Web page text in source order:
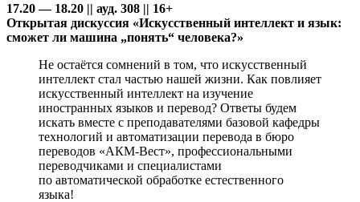
17.20 — 18.20 || ауд. 308 || 16+
Открытая дискуссия «Искусственный интеллект и язык:
сможет ли машина „понять“ человека?»
Не остаётся сомнений в том, что искусственный
интеллект стал частью нашей жизни. Как повлияет
искусственный интеллект на изучение
иностранных языков и перевод? Ответы будем
искать вместе с преподавателями базовой кафедры
технологий и автоматизации перевода в бюро
переводов «АКМ-Вест», профессиональными
переводчиками и специалистами
по автоматической обработке естественного
языка!